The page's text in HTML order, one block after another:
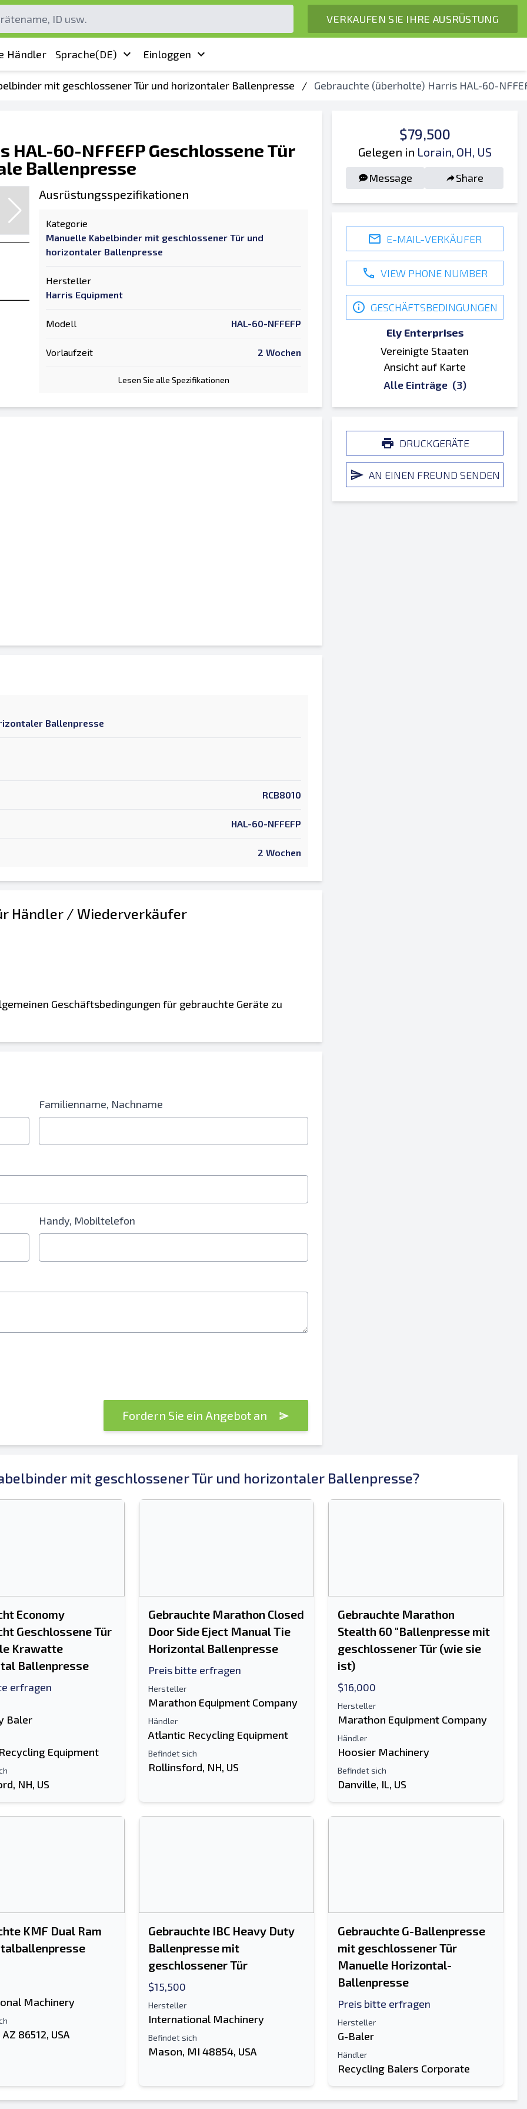
VERKAUFEN SIE IHRE AUSRÜSTUNG
Händler Sprache(DE) Einloggen
mit geschlossener Tür und horizontaler Ballenpresse / Gebrauchte (überholte) Harris HAL-60-
60-NFFEFP Geschlossene Tür
Ballenpresse
Ausrüstungsspezifikationen
Kategorie
Manuelle Kabelbinder mit geschlossener Tür und
horizontaler Ballenpresse
Hersteller
Harris Equipment
Modell HAL-60-NFFEFP
Vorlaufzeit 2 Wochen
Lesen Sie alle Spezifikationen
Ballenpresse
RCB8010
HAL-60-NFFEFP
2 Wochen
Händler / Wiederverkäufer
Geschäftsbedingungen für gebrauchte Geräte zu
Familienname, Nachname
Handy, Mobiltelefon
Fordern Sie ein Angebot an
$79,500
Gelegen in Lorain, OH, US
Message Share
E-MAIL-VERKÄUFER
VIEW PHONE NUMBER
GESCHÄFTSBEDINGUNGEN
Ely Enterprises
Vereinigte Staaten
Ansicht auf Karte
Alle Einträge (3)
DRUCKGERÄTE
AN EINEN FREUND SENDEN
mit geschlossener Tür und horizontaler Ballenpresse?
Economy
Geschlossene Tür
Krawatte
Ballenpresse
erfragen
Baler
Equipment
NH, US
Gebrauchte Marathon Closed
Door Side Eject Manual Tie
Horizontal Ballenpresse
Preis bitte erfragen
Hersteller
Marathon Equipment Company
Händler
Atlantic Recycling Equipment
Befindet sich
Rollinsford, NH, US
Gebrauchte Marathon
Stealth 60 "Ballenpresse mit
geschlossener Tür (wie sie
ist)
$16,000
Hersteller
Marathon Equipment Company
Händler
Hoosier Machinery
Befindet sich
Danville, IL, US
KMF Dual Ram
Machinery
86512, USA
Gebrauchte IBC Heavy Duty
Ballenpresse mit
geschlossener Tür
$15,500
Hersteller
International Machinery
Befindet sich
Mason, MI 48854, USA
Gebrauchte G-Ballenpresse
mit geschlossener Tür
Manuelle Horizontal-
Ballenpresse
Preis bitte erfragen
Hersteller
G-Baler
Händler
Recycling Balers Corporate
für die Handynummer erforderlich
Senden